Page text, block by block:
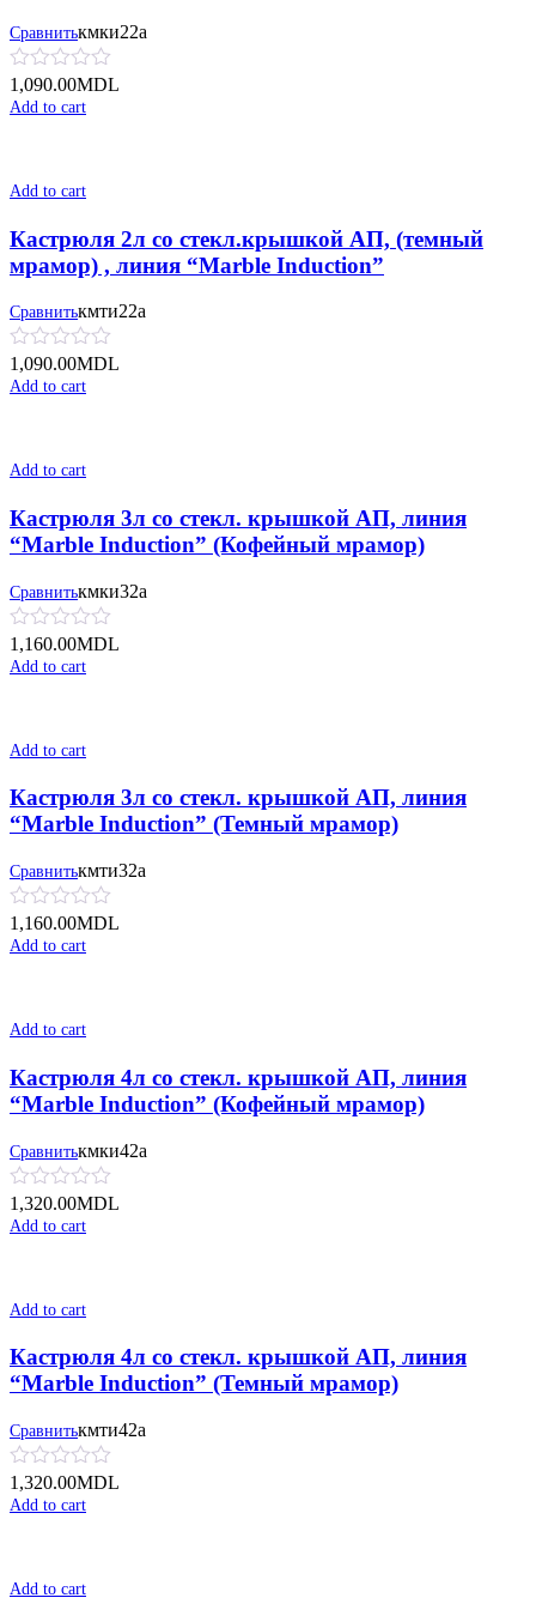
Сравнитькмки22а
1,090.00MDL
Add to cart
Add to cart
Кастрюля 2л со стекл.крышкой АП, (темный
мрамор) , линия “Marble Induction”
Сравнитькмти22а
1,090.00MDL
Add to cart
Add to cart
Кастрюля 3л со стекл. крышкой АП, линия
“Marble Induction” (Кофейный мрамор)
Сравнитькмки32а
1,160.00MDL
Add to cart
Add to cart
Кастрюля 3л со стекл. крышкой АП, линия
“Marble Induction” (Темный мрамор)
Сравнитькмти32а
1,160.00MDL
Add to cart
Add to cart
Кастрюля 4л со стекл. крышкой АП, линия
“Marble Induction” (Кофейный мрамор)
Сравнитькмки42а
1,320.00MDL
Add to cart
Add to cart
Кастрюля 4л со стекл. крышкой АП, линия
“Marble Induction” (Темный мрамор)
Сравнитькмти42а
1,320.00MDL
Add to cart
Add to cart